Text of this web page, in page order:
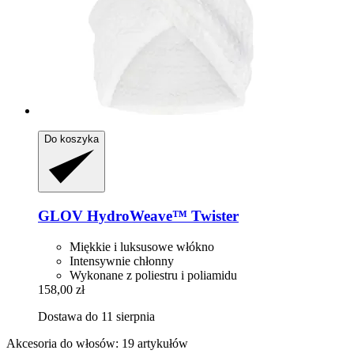
Do koszyka
GLOV HydroWeave™ Twister
Miękkie i luksusowe włókno
Intensywnie chłonny
Wykonane z poliestru i poliamidu
158,00 zł
Dostawa do 11 sierpnia
Akcesoria do włosów: 19 artykułów